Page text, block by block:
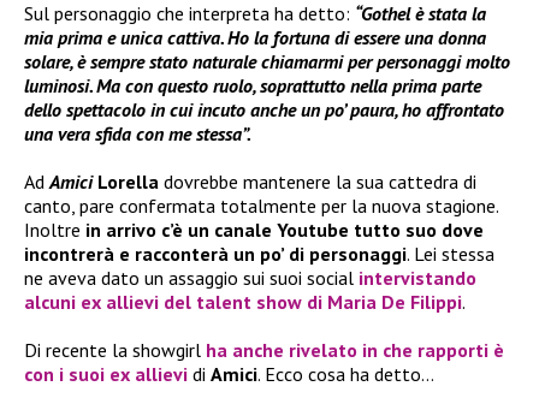
Sul personaggio che interpreta ha detto: “Gothel è stata la
mia prima e unica cattiva. Ho la fortuna di essere una donna
solare, è sempre stato naturale chiamarmi per personaggi molto
luminosi. Ma con questo ruolo, soprattutto nella prima parte
dello spettacolo in cui incuto anche un po’ paura, ho affrontato
una vera sfida con me stessa”.
AdAmici Lorella dovrebbe mantenere la sua cattedra di
canto, pare confermata totalmente per la nuova stagione.
Inoltre in arrivo c’è un canale Youtube tutto suo dove
incontrerà e racconterà un po’ di personaggi. Lei stessa
ne aveva dato un assaggio sui suoi social intervistando
alcuni ex allievi del talent show di Maria De Filippi.
Di recente la showgirl ha anche rivelato in che rapporti è
con i suoi ex allievi di Amici. Ecco cosa ha detto…